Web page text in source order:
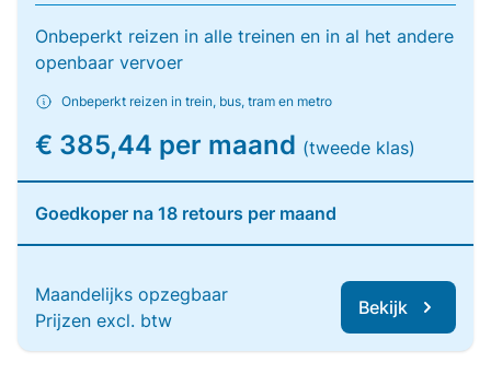
Onbeperkt reizen in alle treinen en in al het andere
openbaar vervoer
Onbeperkt reizen in trein, bus, tram en metro
€ 385,44 per maand (tweede klas)
Goedkoper na 18 retours per maand
Maandelijks opzegbaar
Prijzen excl. btw
Bekijk